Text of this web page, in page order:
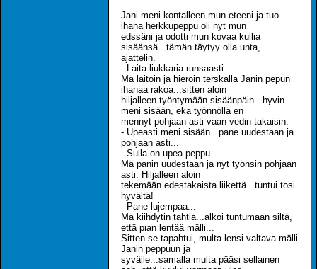
Jani meni kontalleen mun eteeni ja tuo
ihana herkkupeppu oli nyt mun
edssäni ja odotti mun kovaa kullia
sisäänsä...tämän täytyy olla unta,
ajattelin.
- Laita liukkaria runsaasti...
Mä laitoin ja hieroin terskalla Janin pepun
ihanaa rakoa...sitten aloin
hiljalleen työntymään sisäänpäin...hyvin
meni sisään, eka työnnöllä en
mennyt pohjaan asti vaan vedin takaisin.
- Upeasti meni sisään...pane uudestaan ja
pohjaan asti...
- Sulla on upea peppu.
Mä panin uudestaan ja nyt työnsin pohjaan
asti. Hiljalleen aloin
tekemään edestakaista liikettä...tuntui tosi
hyvältä!
- Pane lujempaa...
Mä kiihdytin tahtia...alkoi tuntumaan siltä,
että pian lentää mälli...
Sitten se tapahtui, multa lensi valtava mälli
Janin peppuun ja
syvälle...samalla multa pääsi sellainen